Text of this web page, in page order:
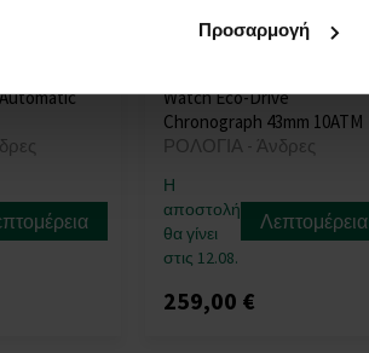
Προσαρμογή
Watch Eco-Drive
Chronograph 43mm 10ATM
ΡΟΛΟΓΙΑ - Άνδρες
Η
αποστολή
θα γίνει
στις 12.08.
Λεπτομέρεια
259,00 €